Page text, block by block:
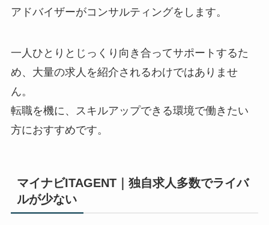
アドバイザーがコンサルティングをします。
一人ひとりとじっくり向き合ってサポートするた
め、大量の求人を紹介されるわけではありませ
ん。
転職を機に、スキルアップできる環境で働きたい
方におすすめです。
マイナビITAGENT｜独自求人多数でライバ
ルが少ない